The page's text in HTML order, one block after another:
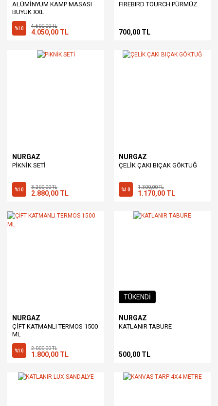
ALÜMİNYUM KAMP MASASI
BÜYÜK XXL
%10 4.500,00 TL
4.050,00 TL
FIREBIRD TOURCH PÜRMÜZ
700,00 TL
NURGAZ
PİKNİK SETİ
%10 3.200,00 TL
2.880,00 TL
NURGAZ
ÇELİK ÇAKI BIÇAK GÖKTUĞ
%10 1.300,00 TL
1.170,00 TL
NURGAZ
ÇİFT KATMANLI TERMOS 1500
ML
%10 2.000,00 TL
1.800,00 TL
TÜKENDİ
NURGAZ
KATLANIR TABURE
500,00 TL